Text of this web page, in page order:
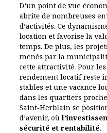
D’un point de vue
abrite de nombreuses
d’activités. Ce
location et favorise la
temps. De plus, les
menés par la
cette attractivité. Pour
rendement locatif reste
stables et une vacance
dans les quartiers
Saint-Herblain se
d’avenir, où
sécurité et rentabilité.